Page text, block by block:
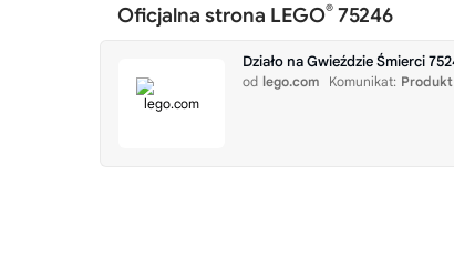
Oficjalna strona LEGO® 75246
Działo na Gwieździe Śmierci
od lego.com Komunikat: